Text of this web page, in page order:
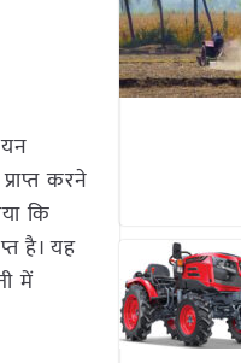
करने
कि
है। यह
में